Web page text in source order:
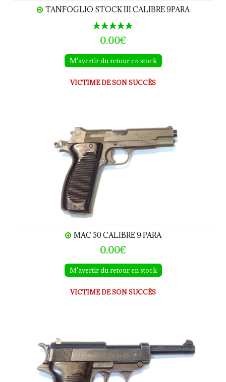
TANFOGLIO STOCK III CALIBRE 9PARA
0.00€
M'avertir du retour en stock
VICTIME DE SON SUCCÈS
MAC 50 CALIBRE 9 PARA
0.00€
M'avertir du retour en stock
VICTIME DE SON SUCCÈS